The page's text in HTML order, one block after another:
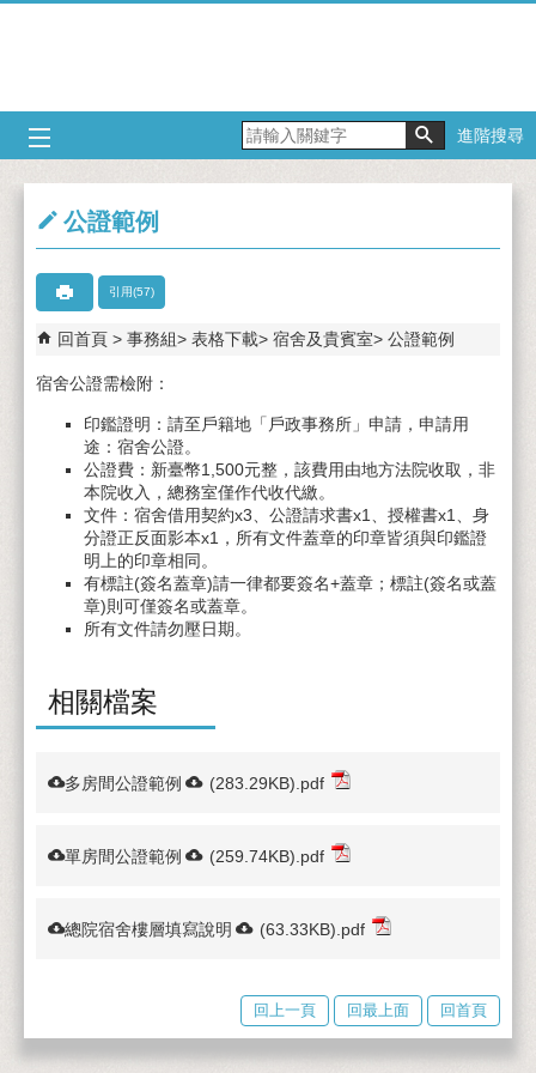
進階搜尋
公證範例
引用(57)
回首頁 事務組 表格下載 宿舍及貴賓室 公證範例
宿舍公證需檢附：
印鑑證明：請至戶籍地「戶政事務所」申請，申請用
途：宿舍公證。
公證費：新臺幣1,500元整，該費用由地方法院收取，非
本院收入，總務室僅作代收代繳。
文件：宿舍借用契約x3、公證請求書x1、授權書x1、身
分證正反面影本x1，所有文件蓋章的印章皆須與印鑑證
明上的印章相同。
有標註(簽名蓋章)請一律都要簽名+蓋章；標註(簽名或蓋
章)則可僅簽名或蓋章。
所有文件請勿壓日期。
相關檔案
多房間公證範例 (283.29KB) .pdf
單房間公證範例 (259.74KB) .pdf
總院宿舍樓層填寫說明 (63.33KB) .pdf
回上一頁 回最上面 回首頁